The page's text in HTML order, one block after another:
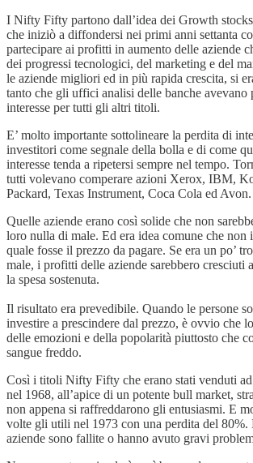
I Nifty Fifty partono dall’idea dei Growth
che iniziò a diffondersi nei primi anni settanta
partecipare ai profitti in aumento delle aziende
dei progressi tecnologici, del marketing e del
le aziende migliori ed in più rapida crescita, si
tanto che gli uffici analisi delle banche avevano
interesse per tutti gli altri titoli.
E’ molto importante sottolineare la perdita di
investitori come segnale della bolla e di come
interesse tenda a ripetersi sempre nel tempo.
tutti volevano comperare azioni Xerox, IBM,
Packard, Texas Instrument, Coca Cola ed Avon.
Quelle aziende erano così solide che non
loro nulla di male. Ed era idea comune che non
quale fosse il prezzo da pagare. Se era un po’
male, i profitti delle aziende sarebbero cresciuti
la spesa sostenuta.
Il risultato era prevedibile. Quando le persone
investire a prescindere dal prezzo, è ovvio che
delle emozioni e della popolarità piuttosto che
sangue freddo.
Così i titoli Nifty Fifty che erano stati venduti
nel 1968, all’apice di un potente bull market,
non appena si raffreddarono gli entusiasmi. E
volte gli utili nel 1973 con una perdita del 80%.
aziende sono fallite o hanno avuto gravi